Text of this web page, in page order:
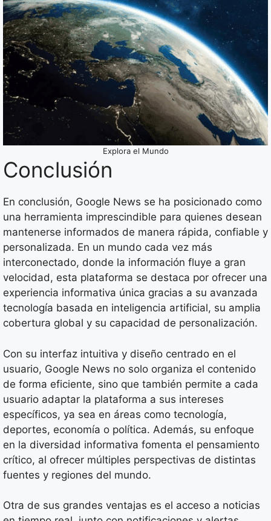
Explora el Mundo
Conclusión
En conclusión, Google News se ha posicionado como
una herramienta imprescindible para quienes desean
mantenerse informados de manera rápida, confiable y
personalizada. En un mundo cada vez más
interconectado, donde la información fluye a gran
velocidad, esta plataforma se destaca por ofrecer una
experiencia informativa única gracias a su avanzada
tecnología basada en inteligencia artificial, su amplia
cobertura global y su capacidad de personalización.
Con su interfaz intuitiva y diseño centrado en el
usuario, Google News no solo organiza el contenido
de forma eficiente, sino que también permite a cada
usuario adaptar la plataforma a sus intereses
específicos, ya sea en áreas como tecnología,
deportes, economía o política. Además, su enfoque
en la diversidad informativa fomenta el pensamiento
crítico, al ofrecer múltiples perspectivas de distintas
fuentes y regiones del mundo.
Otra de sus grandes ventajas es el acceso a noticias